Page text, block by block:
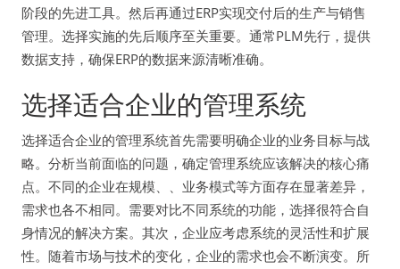
阶段的先进工具。然后再通过ERP实现交付后的生产与销售
管理。选择实施的先后顺序至关重要。通常PLM先行，提供
数据支持，确保ERP的数据来源清晰准确。
选择适合企业的管理系统
选择适合企业的管理系统首先需要明确企业的业务目标与战
略。分析当前面临的问题，确定管理系统应该解决的核心痛
点。不同的企业在规模、、业务模式等方面存在显著差异，
需求也各不相同。需要对比不同系统的功能，选择很符合自
身情况的解决方案。其次，企业应考虑系统的灵活性和扩展
性。随着市场与技术的变化，企业的需求也会不断演变。所